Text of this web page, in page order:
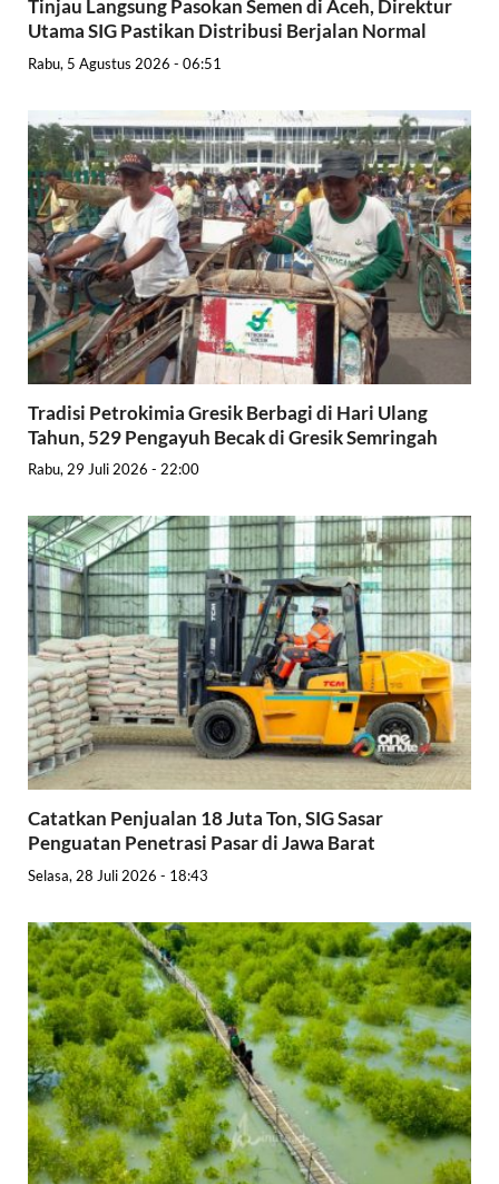
Tinjau Langsung Pasokan Semen di Aceh, Direktur
Utama SIG Pastikan Distribusi Berjalan Normal
Rabu, 5 Agustus 2026 - 06:51
Tradisi Petrokimia Gresik Berbagi di Hari Ulang
Tahun, 529 Pengayuh Becak di Gresik Semringah
Rabu, 29 Juli 2026 - 22:00
Catatkan Penjualan 18 Juta Ton, SIG Sasar
Penguatan Penetrasi Pasar di Jawa Barat
Selasa, 28 Juli 2026 - 18:43